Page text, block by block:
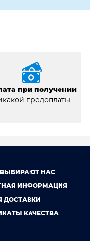
при получении
предоплаты
НАС
ИНФОРМАЦИЯ
ДОСТАВКИ
КАЧЕСТВА